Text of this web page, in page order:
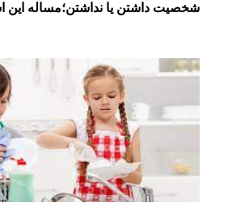
شخصیت داشتن یا نداشتن؛مساله این است!